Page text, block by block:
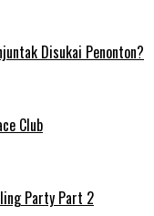
Disukai Penonton?
Club
Party Part 2